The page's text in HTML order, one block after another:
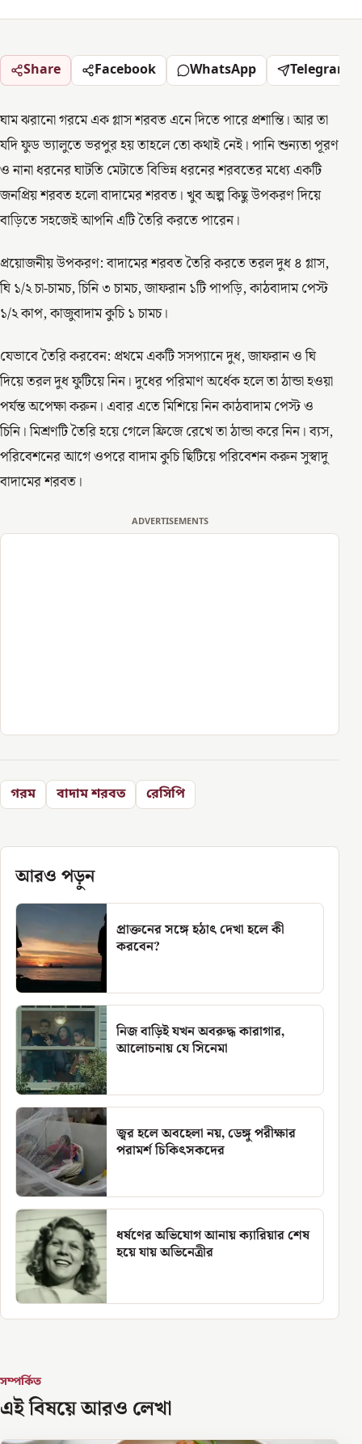
Share Facebook WhatsApp Telegram
ঘাম ঝরানো গরমে এক গ্লাস শরবত এনে দিতে পারে প্রশান্তি। আর তা
যদি ফুড ভ্যালুতে ভরপুর হয় তাহলে তো কথাই নেই। পানি শুন্যতা পূরণ
ও নানা ধরনের ঘাটতি মেটাতে বিভিন্ন ধরনের শরবতের মধ্যে একটি
জনপ্রিয় শরবত হলো বাদামের শরবত। খুব অল্প কিছু উপকরণ দিয়ে
বাড়িতে সহজেই আপনি এটি তৈরি করতে পারেন।
প্রয়োজনীয় উপকরণ: বাদামের শরবত তৈরি করতে তরল দুধ ৪ গ্লাস,
ঘি ১/২ চা-চামচ, চিনি ৩ চামচ, জাফরান ১টি পাপড়ি, কাঠবাদাম পেস্ট
১/২ কাপ, কাজুবাদাম কুচি ১ চামচ।
যেভাবে তৈরি করবেন: প্রথমে একটি সসপ্যানে দুধ, জাফরান ও ঘি
দিয়ে তরল দুধ ফুটিয়ে নিন। দুধের পরিমাণ অর্ধেক হলে তা ঠান্ডা হওয়া
পর্যন্ত অপেক্ষা করুন। এবার এতে মিশিয়ে নিন কাঠবাদাম পেস্ট ও
চিনি। মিশ্রণটি তৈরি হয়ে গেলে ফ্রিজে রেখে তা ঠান্ডা করে নিন। ব্যস,
পরিবেশনের আগে ওপরে বাদাম কুচি ছিটিয়ে পরিবেশন করুন সুস্বাদু
বাদামের শরবত।
ADVERTISEMENTS
গরম বাদাম শরবত রেসিপি
আরও পড়ুন
প্রাক্তনের সঙ্গে হঠাৎ দেখা হলে কী
করবেন?
নিজ বাড়িই যখন অবরুদ্ধ কারাগার,
আলোচনায় যে সিনেমা
জ্বর হলে অবহেলা নয়, ডেঙ্গু পরীক্ষার
পরামর্শ চিকিৎসকদের
ধর্ষণের অভিযোগ আনায় ক্যারিয়ার শেষ
হয়ে যায় অভিনেত্রীর
সম্পর্কিত
এই বিষয়ে আরও লেখা